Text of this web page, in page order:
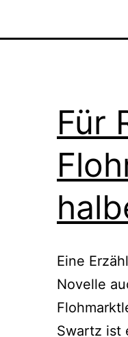
Für
Eine
Novelle
Swartz ist